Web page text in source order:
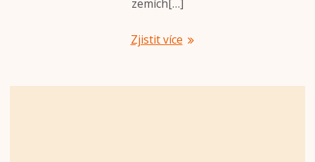
zemích[…]
Zjistit více